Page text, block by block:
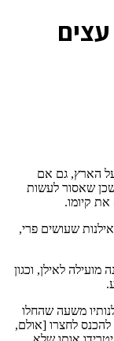
על הארץ, גם אם
שאסור לעשות
קיומו.
שעושים פרי,
לאילן, וכגון
משעה שהחלו
להכנס לחצרו [אולם,